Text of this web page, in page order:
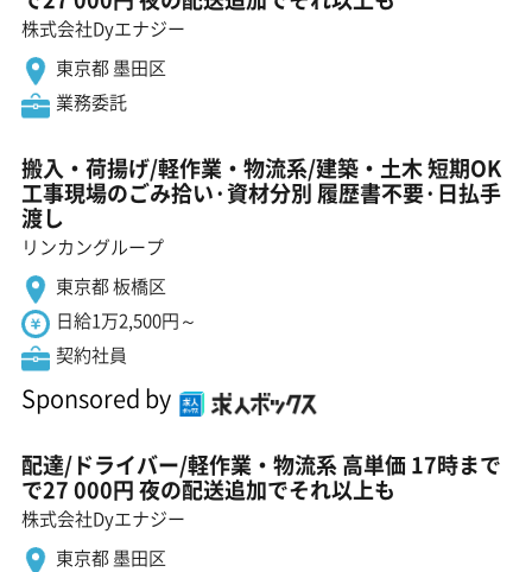
株式会社Dyエナジー
東京都 墨田区
業務委託
搬入・荷揚げ/軽作業・物流系/建築・土木 短期OK
工事現場のごみ拾い·資材分別 履歴書不要·日払手
渡し
リンカングループ
東京都 板橋区
日給1万2,500円～
契約社員
Sponsored by
配達/ドライバー/軽作業・物流系 高単価 17時まで
で27 000円 夜の配送追加でそれ以上も
株式会社Dyエナジー
東京都 墨田区